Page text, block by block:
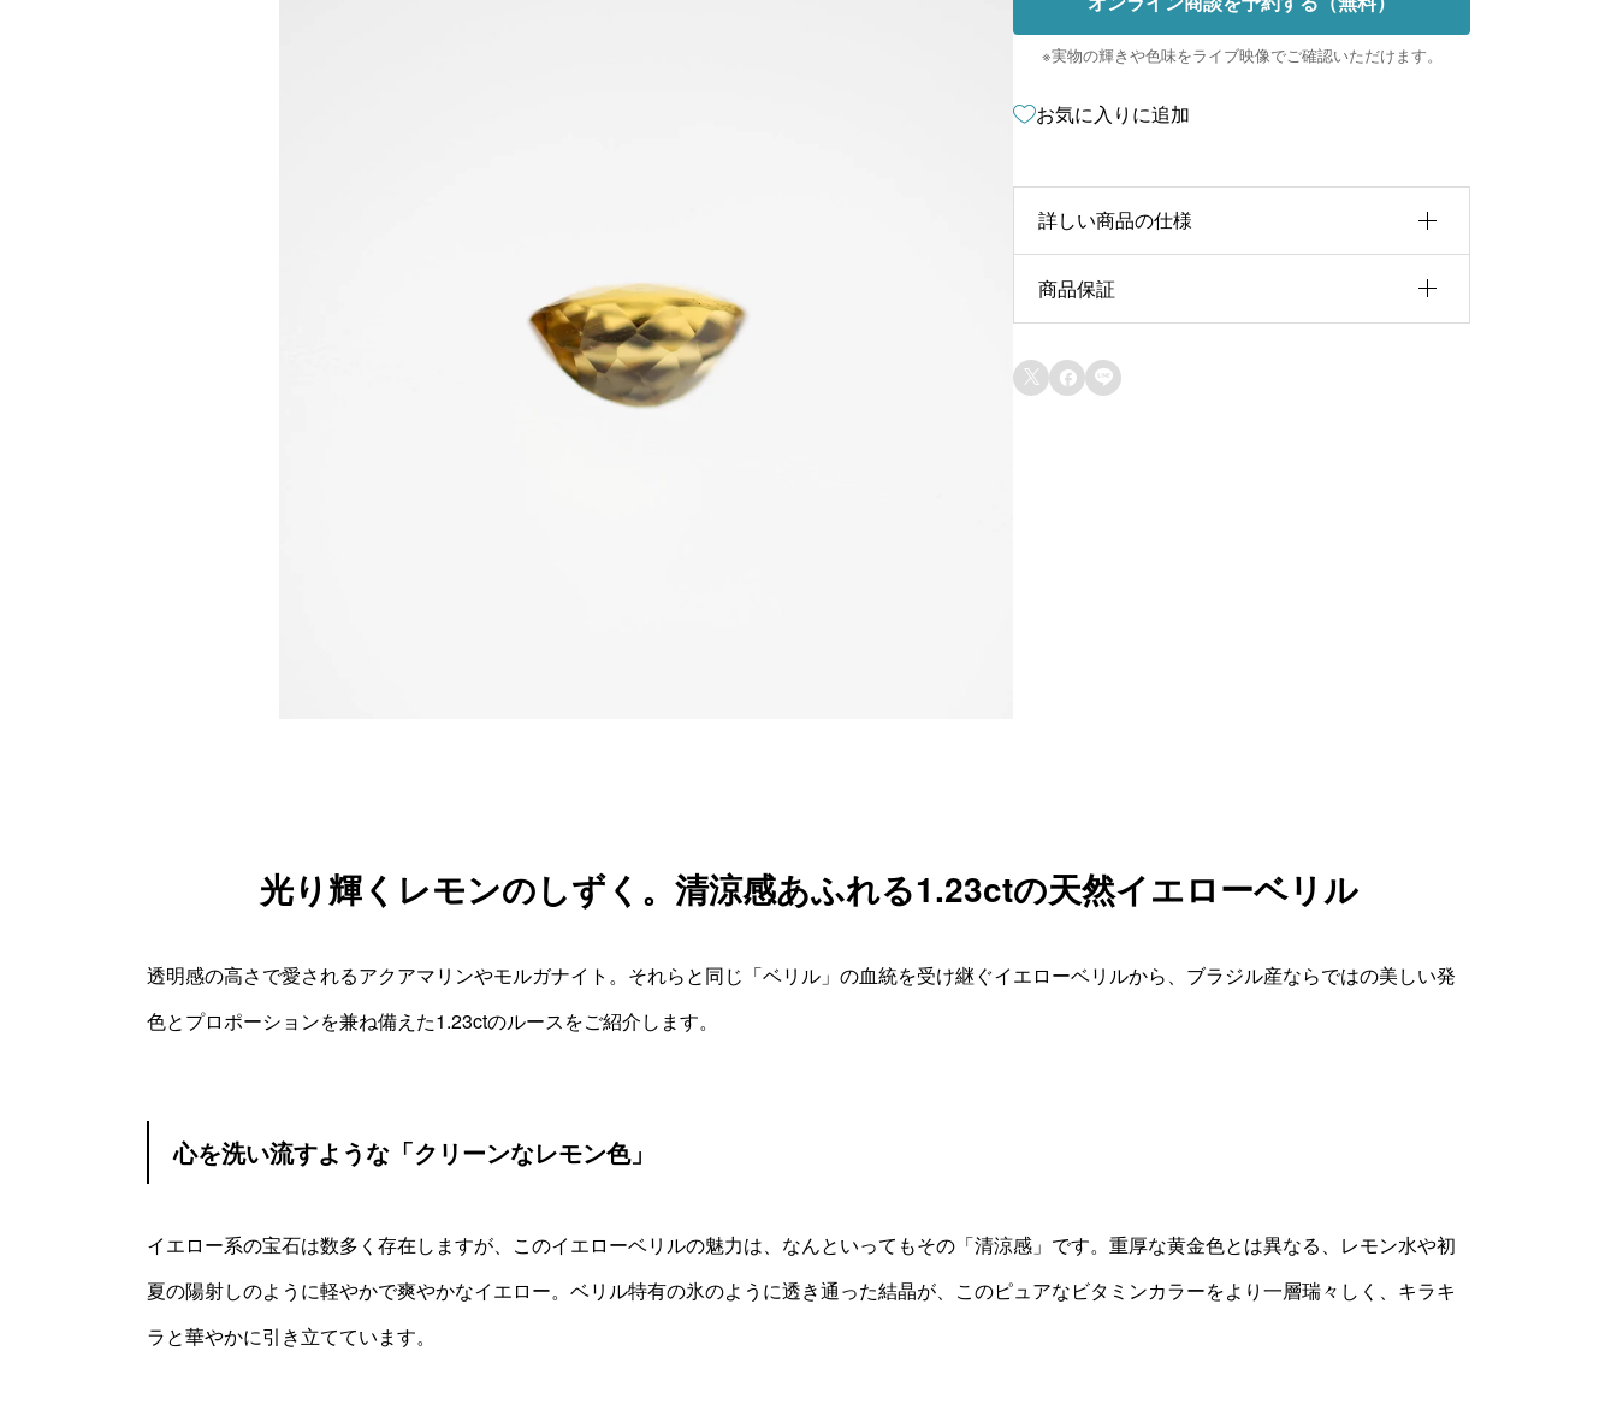
r
i
※実物の輝きや色味をライブ映像でご確認いただけます。
お気に入りに追加
詳しい商品の仕様
ct
サイズ
商品保証
天然石保証
軽にお問い合わせください。
  
光り輝くレモンのしずく。清涼感あふれる1.23ctの天然イエローベリル
透明感の高さで愛されるアクアマリンやモルガナイト。それらと同じ「ベリル」の血統を受け継ぐイエローベリルから、ブラジル産ならではの美しい発
色とプロポーションを兼ね備えた1.23ctのルースをご紹介します。
心を洗い流すような「クリーンなレモン色」
イエロー系の宝石は数多く存在しますが、このイエローベリルの魅力は、なんといってもその「清涼感」です。重厚な黄金色とは異なる、レモン水や初
夏の陽射しのように軽やかで爽やかなイエロー。ベリル特有の氷のように透き通った結晶が、このピュアなビタミンカラーをより一層瑞々しく、キラキ
ラと華やかに引き立てています。